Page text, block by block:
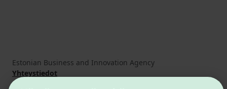
Estonian Business and Innovation Agency
Yhteystiedot
Yhteistyökumppanit